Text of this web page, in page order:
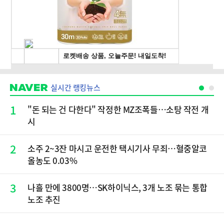
실시간 랭킹뉴스
1
"돈 되는 건 다한다" 작정한 MZ조폭들…소탕 작전 개
시
2
소주 2~3잔 마시고 운전한 택시기사 무죄…혈중알코
올농도 0.03%
3
나흘 만에 3800명…SK하이닉스, 3개 노조 묶는 통합
노조 추진